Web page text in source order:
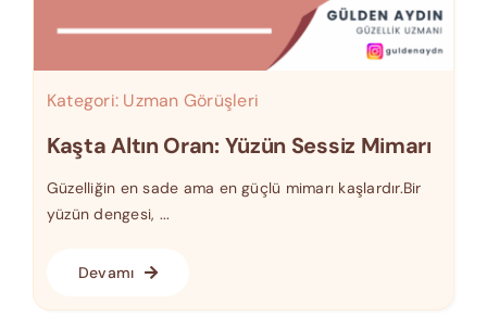
Kategori: Uzman Görüşleri
Kaşta Altın Oran: Yüzün Sessiz Mimarı
Güzelliğin en sade ama en güçlü mimarı kaşlardır.Bir
yüzün dengesi, ...
Devamı